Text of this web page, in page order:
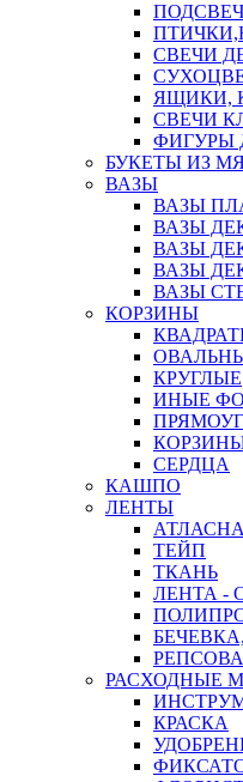
СВЕЧИ
ЯЩИКИ,
СВЕЧИ
ФИГУРЫ
БУКЕТЫ ИЗ
ВАЗЫ
ВАЗЫ
ВАЗЫ
ВАЗЫ
ВАЗЫ
ВАЗЫ
КОРЗИНЫ
КРУГЛЫЕ
ИНЫЕ
СЕРДЦА
КАШПО
ЛЕНТЫ
ТЕЙП
ТКАНЬ
ЛЕНТА -
РАСХОДНЫЕ
КРАСКА